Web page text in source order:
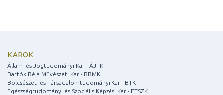
KAROK
Állam- és Jogtudományi Kar - ÁJTK
Bartók Béla Művészeti Kar - BBMK
Bölcsészet- és Társadalomtudományi Kar - BTK
Egészségtudományi és Szociális Képzési Kar - ETSZK